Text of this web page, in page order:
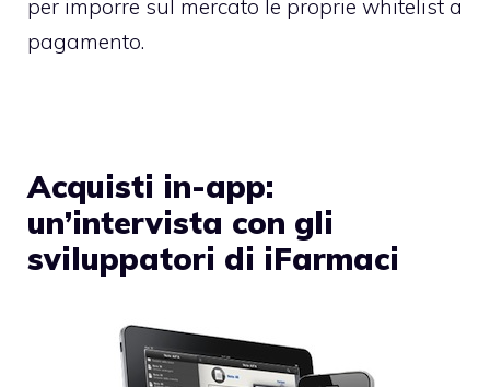
per imporre sul mercato le proprie whitelist a
pagamento.
Acquisti in-app:
un’intervista con gli
sviluppatori di iFarmaci